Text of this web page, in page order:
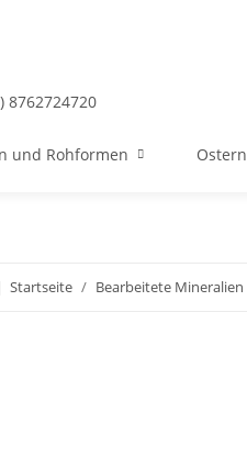
8762724720
und Rohformen Ostern
Startseite Bearbeitete Mineralien